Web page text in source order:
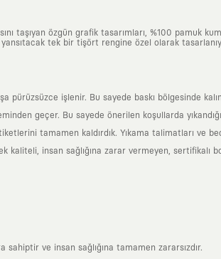
taşıyan özgün grafik tasarımları, %100 pamuk
tek bir tişört rengine özel olarak
pürüzsüzce işlenir. Bu sayede baskı bölgesinde
geçer. Bu sayede önerilen koşullarda
tamamen kaldırdık. Yıkama talimatları ve
kaliteli, insan sağlığına zarar vermeyen,
ve insan sağlığına tamamen zararsızdır.